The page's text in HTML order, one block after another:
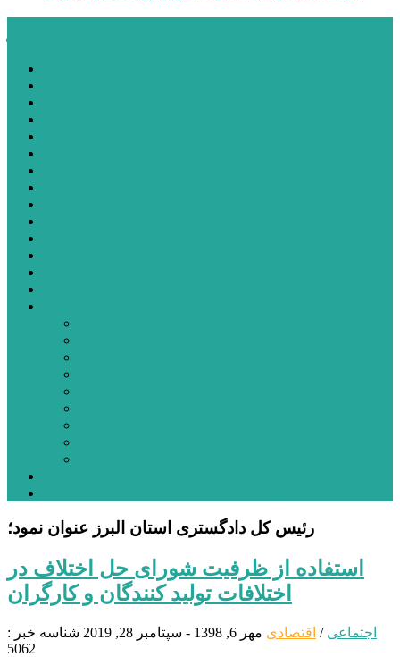
رئیس کل دادگستری استان البرز عنوان نمود؛
استفاده از ظرفیت شورای حل اختلاف در
اختلافات تولید کنندگان و کارگران
اجتماعی / اقتصادی مهر 6, 1398 - سپتامبر 28, 2019
شناسه خبر :
5062